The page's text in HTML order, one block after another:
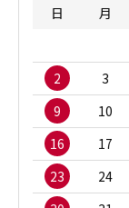
日
月
2
3
9
10
16
17
23
24